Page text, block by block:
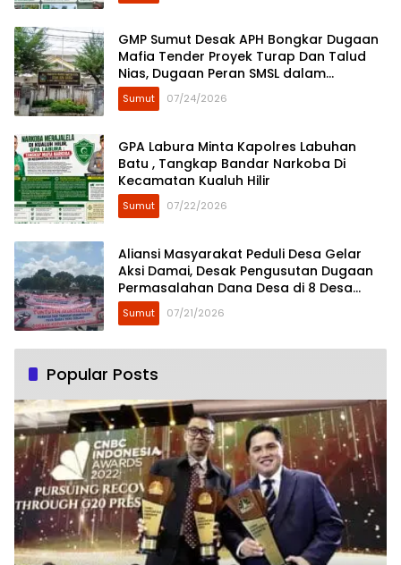
GMP Sumut Desak APH Bongkar Dugaan
Mafia Tender Proyek Turap Dan Talud
Nias, Dugaan Peran SMSL dalam
Peredaman Aksi Mahasiswa Diminta
Diusut
Sumut 07/24/2026
GPA Labura Minta Kapolres Labuhan
Batu , Tangkap Bandar Narkoba Di
Kecamatan Kualuh Hilir
Sumut 07/22/2026
Aliansi Masyarakat Peduli Desa Gelar
Aksi Damai, Desak Pengusutan Dugaan
Permasalahan Dana Desa di 8 Desa
Kecamatan Tebing Tinggi
Sumut 07/21/2026
Popular Posts